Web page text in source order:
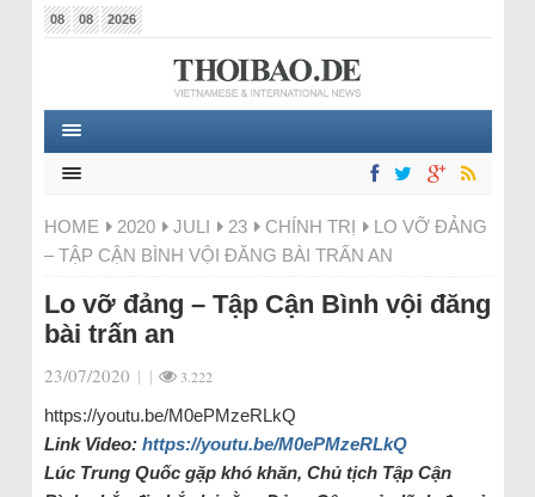
08 08 2026
HOME 2020 JULI 23 CHÍNH TRỊ
LO VỠ ĐẢNG
– TẬP CẬN BÌNH VỘI ĐĂNG BÀI TRẤN AN
Lo vỡ đảng – Tập Cận Bình vội đăng
bài trấn an
23/07/2020 | | 3.222
https://youtu.be/M0ePMzeRLkQ
Link Video: https://youtu.be/M0ePMzeRLkQ
Lúc Trung Quốc gặp khó khăn, Chủ tịch Tập Cận